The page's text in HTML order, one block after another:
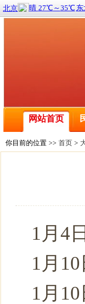
网站首页
喜报！2名
全球前2%
民盟中央关
民盟哈尔滨
民盟黑龙江
民盟中央关
民盟中央关
喜报！2名黑
全球前2%顶
民盟哈尔滨
民盟黑龙江
民盟中央关
你目前的位置 >> 首页 >
1月4
1月
1月